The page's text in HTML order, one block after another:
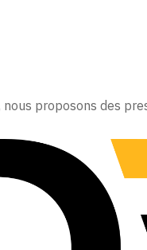
nous proposons des